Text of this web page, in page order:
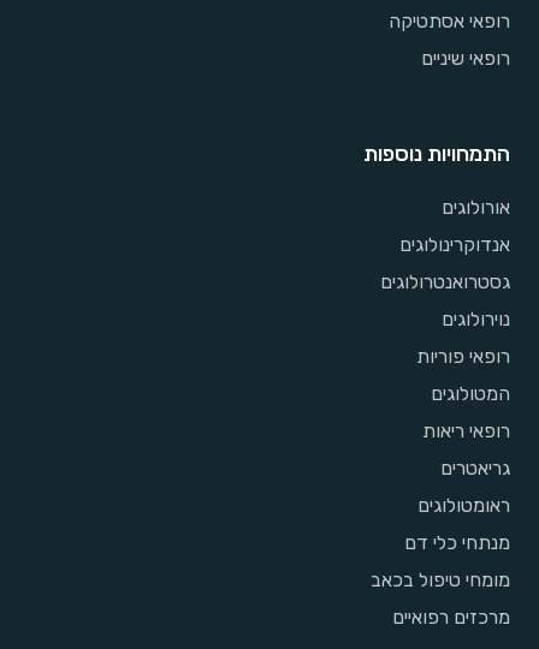
רופאי אסתטיקה
רופאי שיניים
התמחויות נוספות
אורולוגים
אנדוקרינולוגים
גסטרואנטרולוגים
נוירולוגים
רופאי פוריות
המטולוגים
רופאי ריאות
גריאטרים
ראומטולוגים
מנתחי כלי דם
מומחי טיפול בכאב
מרכזים רפואיים